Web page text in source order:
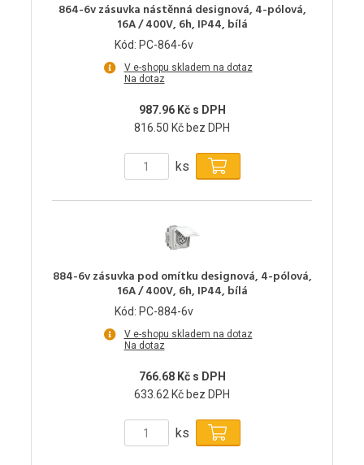
864-6v zásuvka nástěnná designová, 4-pólová,
16A / 400V, 6h, IP44, bílá
Kód: PC-864-6v
V e-shopu skladem na dotaz
Na dotaz
987.96 Kč s DPH
816.50 Kč bez DPH
ks
884-6v zásuvka pod omítku designová, 4-pólová,
16A / 400V, 6h, IP44, bílá
Kód: PC-884-6v
V e-shopu skladem na dotaz
Na dotaz
766.68 Kč s DPH
633.62 Kč bez DPH
ks